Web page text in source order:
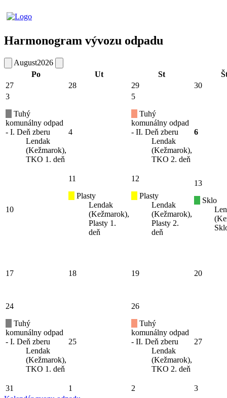
Harmonogram vývozu odpadu
August2026
Po
Ut St
27
28 29
30
3
Tuhý
komunálny odpad
- I. Deň zberu
Lendak
(Kežmarok),
TKO 1. deň
4
5
Tuhý
komunálny odpad
- II. Deň zberu
Lendak
(Kežmarok),
TKO 2. deň
6
10
11
Plasty
Lendak
(Kežmarok),
Plasty 1.
deň
12
Plasty
Lendak
(Kežmarok),
Plasty 2.
deň
13
Sklo
17 18 19 20
24
Tuhý
komunálny odpad
- I. Deň zberu
Lendak
(Kežmarok),
TKO 1. deň
25
26
Tuhý
komunálny odpad
- II. Deň zberu
Lendak
(Kežmarok),
TKO 2. deň
27
31 1 2
3